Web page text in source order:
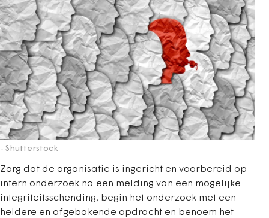
- Shutterstock
Zorg dat de organisatie is ingericht en voorbereid op
intern onderzoek na een melding van een mogelijke
integriteitsschending, begin het onderzoek met een
heldere en afgebakende opdracht en benoem het